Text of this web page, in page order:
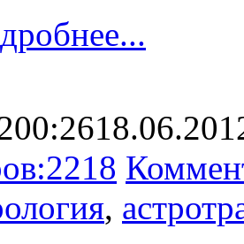
00:26
2218
,